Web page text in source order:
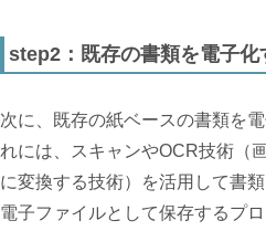
step2：既存の書類を電子化
次に、既存の紙ベースの書類を
れには、スキャンやOCR技術（
に変換する技術）を活用して書
電子ファイルとして保存するプロ